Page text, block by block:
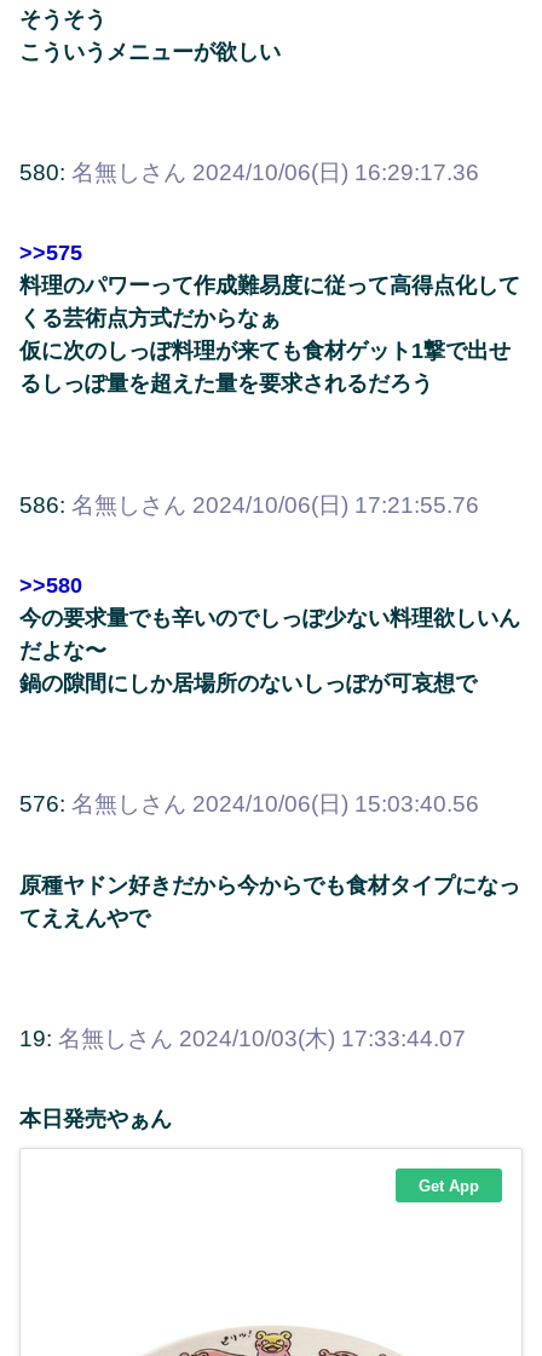
そうそう
こういうメニューが欲しい
580: 名無しさん 2024/10/06(日) 16:29:17.36
>>575
料理のパワーって作成難易度に従って高得点化して
くる芸術点方式だからなぁ
仮に次のしっぽ料理が来ても食材ゲット1撃で出せ
るしっぽ量を超えた量を要求されるだろう
586: 名無しさん 2024/10/06(日) 17:21:55.76
>>580
今の要求量でも辛いのでしっぽ少ない料理欲しいん
だよな〜
鍋の隙間にしか居場所のないしっぽが可哀想で
576: 名無しさん 2024/10/06(日) 15:03:40.56
原種ヤドン好きだから今からでも食材タイプになっ
てええんやで
19: 名無しさん 2024/10/03(木) 17:33:44.07
本日発売やぁん